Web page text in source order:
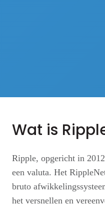
Wat is
Ripple, opgericht in
een valuta. Het
bruto
het versnellen en